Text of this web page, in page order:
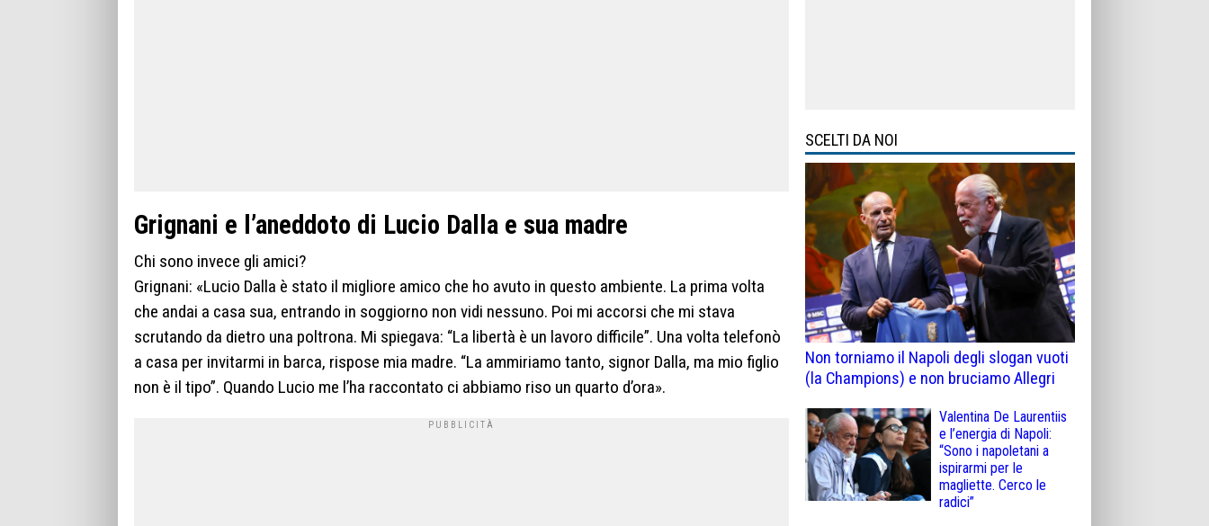
Grignani e l’aneddoto di Lucio Dalla e sua madre
Chi sono invece gli amici?
Grignani: «Lucio Dalla è stato il migliore amico che ho avuto in questo ambiente. La prima volta
che andai a casa sua, entrando in soggiorno non vidi nessuno. Poi mi accorsi che mi stava
scrutando da dietro una poltrona. Mi spiegava: “La libertà è un lavoro difficile”. Una volta telefonò
a casa per invitarmi in barca, rispose mia madre. “La ammiriamo tanto, signor Dalla, ma mio figlio
non è il tipo”. Quando Lucio me l’ha raccontato ci abbiamo riso un quarto d’ora».
SCELTI DA NOI
Non torniamo il Napoli degli slogan vuoti
(la Champions) e non bruciamo Allegri
Valentina De Laurentiis
e l’energia di Napoli:
“Sono i napoletani a
ispirarmi per le
magliette. Cerco le
radici”